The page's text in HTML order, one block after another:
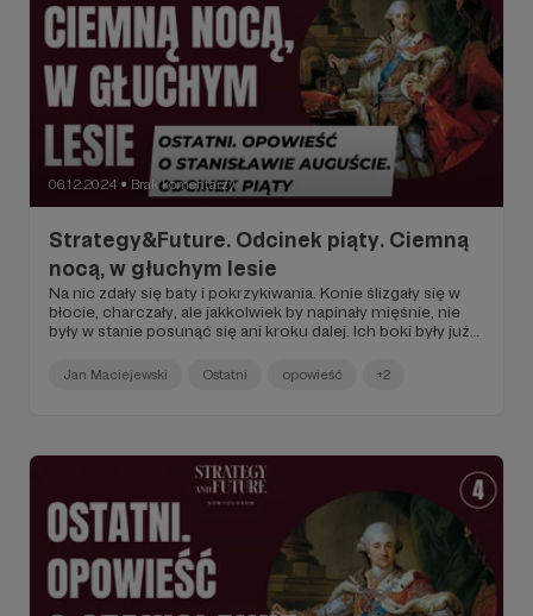
06.12.2024 ● Brak komentarzy
Strategy&Future. Odcinek piąty. Ciemną
nocą, w głuchym lesie
Na nic zdały się baty i pokrzykiwania. Konie ślizgały się w
błocie, charczały, ale jakkolwiek by napinały mięśnie, nie
były w stanie posunąć się ani kroku dalej. Ich boki były już
obserwującym – ostatnim wysiłku, do jakiego można je
będzie zmusić tego dnia. I to na nich, na czwórce
zniecierpliwienie widzów. Teraz to była już ich egzekucja.
Stały się jej bohaterem, przedmiotem. Jej własnością...
Jan Maciejewski Ostatni opowieść +2